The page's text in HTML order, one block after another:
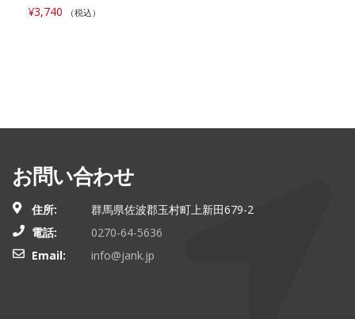
¥3,740 （税込）
お問い合わせ
住所:
群馬県佐波郡玉村町上新田679-2
電話:
0270-64-5636
Email:
info@jank.jp